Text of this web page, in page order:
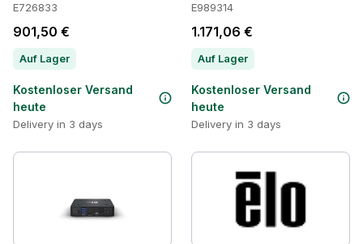
E726833
901,50 €
Auf Lager
Kostenloser Versand
heute
Delivery in 3 days
E989314
1.171,06 €
Auf Lager
Kostenloser Versand
heute
Delivery in 3 days